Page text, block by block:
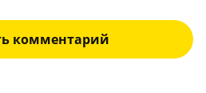
комментарий